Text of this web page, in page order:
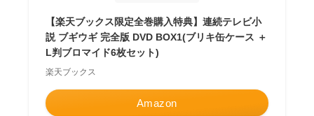
【楽天ブックス限定全巻購入特典】連続テレビ小
説 ブギウギ 完全版 DVD BOX1(ブリキ缶ケース ＋
L判ブロマイド6枚セット)
楽天ブックス
Amazon